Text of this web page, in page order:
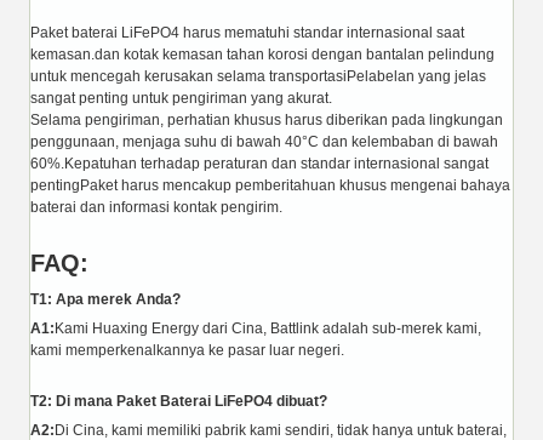
Paket baterai LiFePO4 harus mematuhi standar internasional saat
kemasan.dan kotak kemasan tahan korosi dengan bantalan pelindung
untuk mencegah kerusakan selama transportasiPelabelan yang jelas
sangat penting untuk pengiriman yang akurat.
Selama pengiriman, perhatian khusus harus diberikan pada lingkungan
penggunaan, menjaga suhu di bawah 40°C dan kelembaban di bawah
60%.Kepatuhan terhadap peraturan dan standar internasional sangat
pentingPaket harus mencakup pemberitahuan khusus mengenai bahaya
baterai dan informasi kontak pengirim.
FAQ:
T1: Apa merek Anda?
A1: Kami Huaxing Energy dari Cina, Battlink adalah sub-merek kami,
kami memperkenalkannya ke pasar luar negeri.
T2: Di mana Paket Baterai LiFePO4 dibuat?
A2: Di Cina, kami memiliki pabrik kami sendiri, tidak hanya untuk baterai,